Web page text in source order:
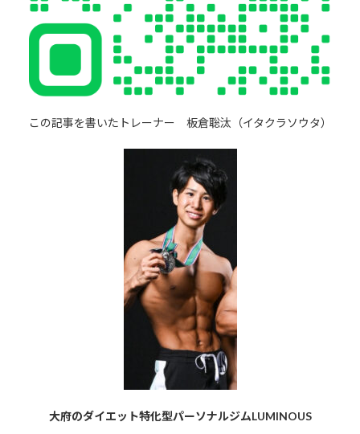
この記事を書いたトレーナー 板倉聡汰（イタクラソウタ）
大府のダイエット特化型パーソナルジムLUMINOUS